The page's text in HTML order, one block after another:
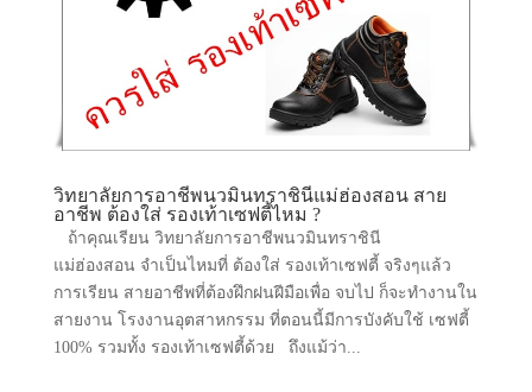
วิทยาลัยการอาชีพนวมินทราชินีแม่ฮ่องสอน สาย
อาชีพ ต้องใส่ รองเท้าเซฟตี้ไหม ?
ถ้าคุณเรียน วิทยาลัยการอาชีพนวมินทราชินี
แม่ฮ่องสอน จำเป็นไหมที่ ต้องใส่ รองเท้าเซฟตี้ จริงๆแล้ว
การเรียน สายอาชีพที่ต้องฝึกฝนฝีมือเพื่อ จบไป ก็จะทำงานใน
สายงาน โรงงานอุตสาหกรรม ที่ตอนนี้มีการบังคับใช้ เซฟตี้
100% รวมทั้ง รองเท้าเซฟตี้ด้วย ถึงแม้ว่า...